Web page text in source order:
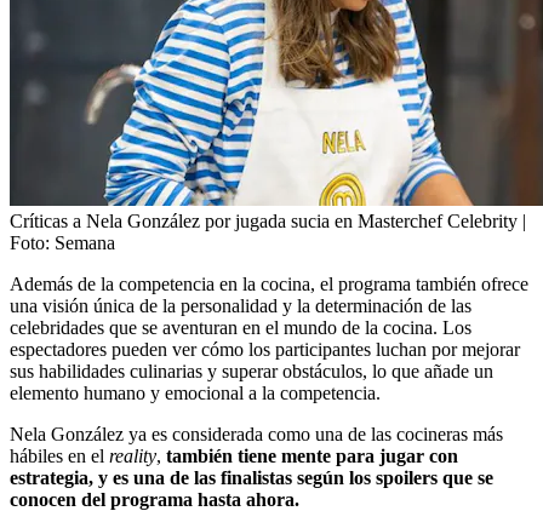
Críticas a Nela González por jugada sucia en Masterchef Celebrity |
Foto: Semana
Además de la competencia en la cocina, el programa también ofrece
una visión única de la personalidad y la determinación de las
celebridades que se aventuran en el mundo de la cocina. Los
espectadores pueden ver cómo los participantes luchan por mejorar
sus habilidades culinarias y superar obstáculos, lo que añade un
elemento humano y emocional a la competencia.
Nela González ya es considerada como una de las cocineras más
hábiles en el reality, también tiene mente para jugar con
estrategia, y es una de las finalistas según los spoilers que se
conocen del programa hasta ahora.